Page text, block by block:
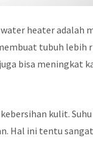
heater adalah
tubuh lebih
bisa meningkat
kulit.
Hal ini tentu